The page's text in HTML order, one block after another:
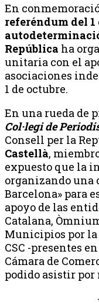
En
referéndum del 1
República ha
unitaria con el
asociaciones
1 de octubre.
En una rueda de
Col·legi de
Consell per la
Castellà,
expuesto que la
organizando una
Barcelona» para
apoyo de las
Catalana,
Municipios por
CSC -presentes
Cámara de
podido asistir por